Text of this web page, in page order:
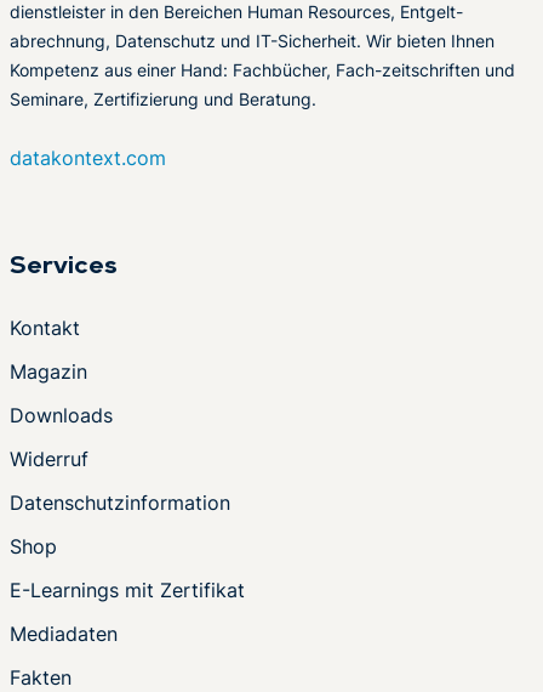
dienstleister in den Bereichen Human Resources, Entgelt-
abrechnung, Datenschutz und IT-Sicherheit. Wir bieten Ihnen
Kompetenz aus einer Hand: Fachbücher, Fach-zeitschriften und
Seminare, Zertifizierung und Beratung.
datakontext.com
Services
Kontakt
Magazin
Downloads
Widerruf
Datenschutzinformation
Shop
E-Learnings mit Zertifikat
Mediadaten
Fakten